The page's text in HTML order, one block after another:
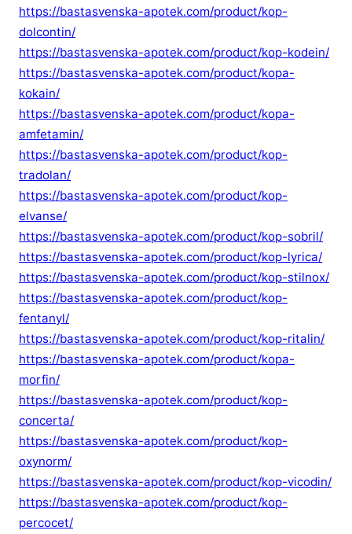
https://bastasvenska-apotek.com/product/kop-
dolcontin/
https://bastasvenska-apotek.com/product/kop-kodein/
https://bastasvenska-apotek.com/product/kopa-
kokain/
https://bastasvenska-apotek.com/product/kopa-
amfetamin/
https://bastasvenska-apotek.com/product/kop-
tradolan/
https://bastasvenska-apotek.com/product/kop-
elvanse/
https://bastasvenska-apotek.com/product/kop-sobril/
https://bastasvenska-apotek.com/product/kop-lyrica/
https://bastasvenska-apotek.com/product/kop-stilnox/
https://bastasvenska-apotek.com/product/kop-
fentanyl/
https://bastasvenska-apotek.com/product/kop-ritalin/
https://bastasvenska-apotek.com/product/kopa-
morfin/
https://bastasvenska-apotek.com/product/kop-
concerta/
https://bastasvenska-apotek.com/product/kop-
oxynorm/
https://bastasvenska-apotek.com/product/kop-vicodin/
https://bastasvenska-apotek.com/product/kop-
percocet/